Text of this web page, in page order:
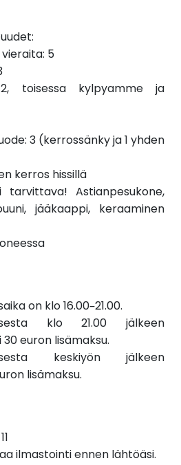
5
2, toisessa kylpyamme ja
3 (kerrossänky ja 1 yhden
kerros hissillä
tarvittava! Astianpesukone,
jääkaappi, keraaminen
on klo 16.00–21.00.
klo 21.00 jälkeen
euron lisämaksu.
keskiyön jälkeen
lisämaksu.
ilmastointi ennen lähtöäsi.